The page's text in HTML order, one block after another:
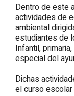
Dentro de este
actividades de
ambiental
estudiantes de
Infantil,
especial del
Dichas
el curso escolar